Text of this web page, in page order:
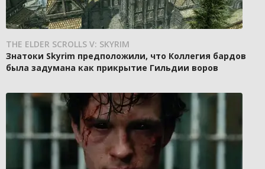
THE ELDER SCROLLS V: SKYRIM
Знатоки Skyrim предположили, что Коллегия бардов
была задумана как прикрытие Гильдии воров